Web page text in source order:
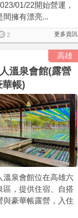
01/22開始營運，
間擁有漂亮...
更多資訊
2
高雄
溫泉會館(露營
帳)
溫泉會館位在高雄六
區，提供住宿、自搭
與豪華帳露營，入住